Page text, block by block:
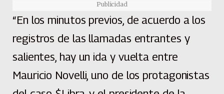
Publicidad
“En los minutos previos, de acuerdo a los
registros de las llamadas entrantes y
salientes, hay un ida y vuelta entre
Mauricio Novelli, uno de los protagonistas